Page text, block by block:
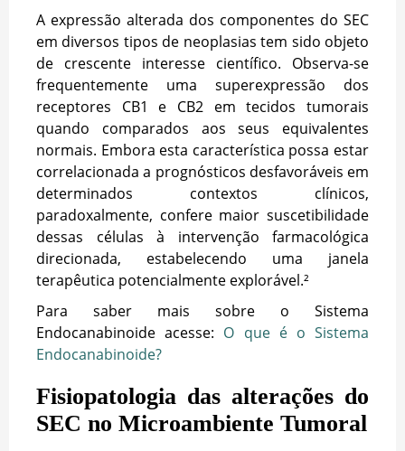
A expressão alterada dos componentes do SEC
em diversos tipos de neoplasias tem sido objeto
de crescente interesse científico. Observa-se
frequentemente uma superexpressão dos
receptores CB1 e CB2 em tecidos tumorais
quando comparados aos seus equivalentes
normais. Embora esta característica possa estar
correlacionada a prognósticos desfavoráveis em
determinados contextos clínicos,
paradoxalmente, confere maior suscetibilidade
dessas células à intervenção farmacológica
direcionada, estabelecendo uma janela
terapêutica potencialmente explorável.²
Para saber mais sobre o Sistema
Endocanabinoide acesse: O que é o Sistema
Endocanabinoide?
Fisiopatologia das alterações do
SEC no Microambiente Tumoral